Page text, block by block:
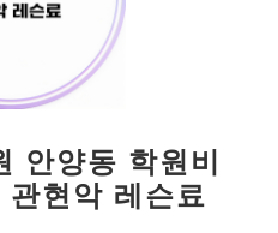
안양동 학원비
관현악 레슨료